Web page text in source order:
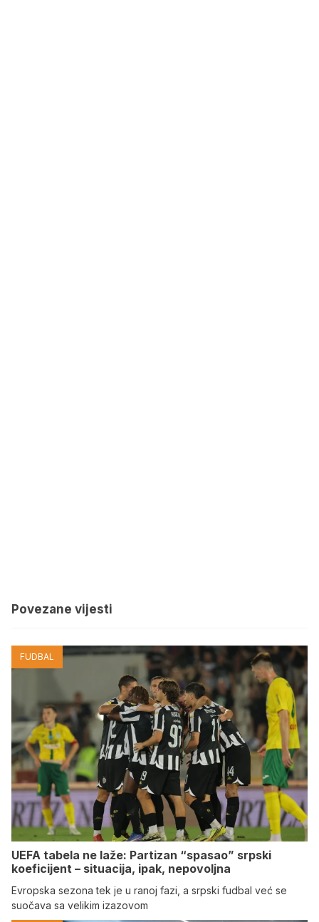
Povezane vijesti
FUDBAL
UEFA tabela ne laže: Partizan “spasao” srpski
koeficijent – situacija, ipak, nepovoljna
Evropska sezona tek je u ranoj fazi, a srpski fudbal već se
suočava sa velikim izazovom